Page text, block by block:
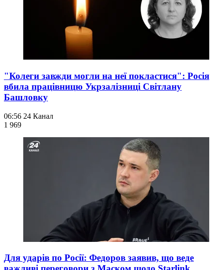
"Колеги завжди могли на неї покластися": Росія
вбила працівницю Укрзалізниці Світлану
Башловку
06:56 24 Канал
1 969
Для ударів по Росії: Федоров заявив, що веде